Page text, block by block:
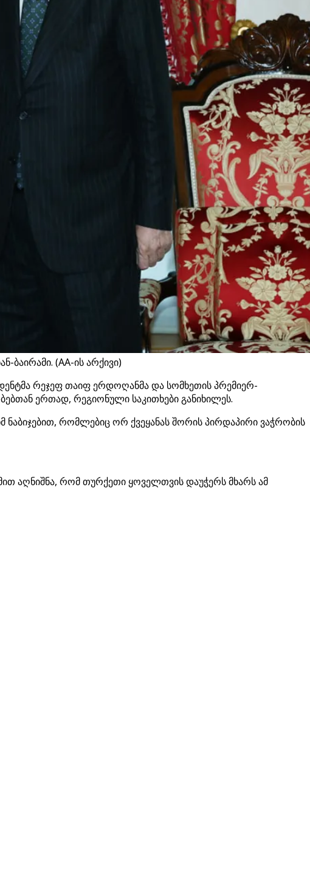
ბაირამი. (AA-ის არქივი)
რეჯეფ თაიფ ერდოღანმა და სომხეთის პრემიერ-
ერთად, რეგიონული საკითხები განიხილეს.
რომლებიც ორ ქვეყანას შორის პირდაპირი ვაჭრობის
აღნიშნა, რომ თურქეთი ყოველთვის დაუჭერს მხარს ამ